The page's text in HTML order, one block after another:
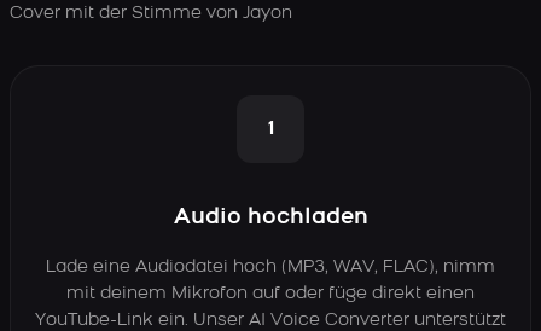
Cover mit der Stimme von Jayon
1
Audio hochladen
Lade eine Audiodatei hoch (MP3, WAV, FLAC), nimm
mit deinem Mikrofon auf oder füge direkt einen
YouTube-Link ein. Unser AI Voice Converter unterstützt